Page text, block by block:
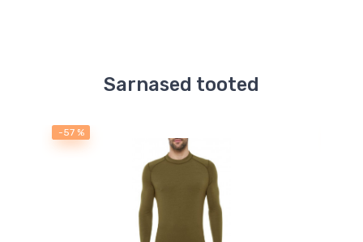
Sarnased tooted
-57 %